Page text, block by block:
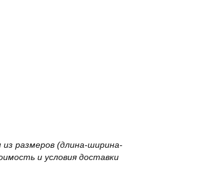
размеров (длина-ширина-
и условия доставки